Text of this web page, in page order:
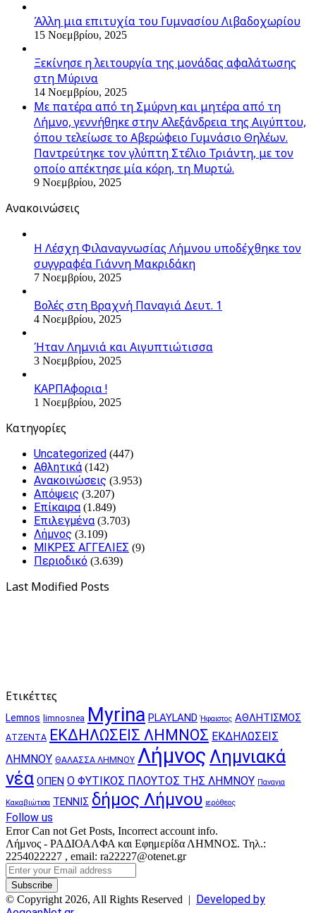
Άλλη μια επιτυχία του Γυμνασίου Λιβαδοχωρίου
15 Νοεμβρίου, 2025
Ξεκίνησε η λειτουργία της μονάδας αφαλάτωσης
στη Μύρινα
14 Νοεμβρίου, 2025
Με πατέρα από τη Σμύρνη και μητέρα από τη
Λήμνο, γεννήθηκε στην Αλεξάνδρεια της Αιγύπτου,
όπου τελείωσε το Αβερώφειο Γυμνάσιο Θηλέων.
Παντρεύτηκε τον γλύπτη Στέλιο Τριάντη, με τον
οποίο απέκτησε μία κόρη, τη Μυρτώ.
9 Νοεμβρίου, 2025
Ανακοινώσεις
Η Λέσχη Φιλαναγνωσίας Λήμνου υποδέχθηκε τον
συγγραφέα Γιάννη Μακριδάκη
7 Νοεμβρίου, 2025
Βολές στη Βραχνή Παναγιά Δευτ. 1
4 Νοεμβρίου, 2025
Ήταν Λημνιά και Αιγυπτιώτισσα
3 Νοεμβρίου, 2025
ΚΑΡΠΑφορια !
1 Νοεμβρίου, 2025
Kατηγορίες
Uncategorized (447)
Αθλητικά (142)
Ανακοινώσεις (3.953)
Απόψεις (3.207)
Επίκαιρα (1.849)
Επιλεγμένα (3.703)
Λήμνος (3.109)
ΜΙΚΡΕΣ ΑΓΓΕΛΙΕΣ (9)
Περιοδικό (3.639)
Last Modified Posts
Ετικέττες
Lemnos limnosnea Myrina PLAYLAND Ήφαιστος ΑΘΛΗΤΙΣΜΟΣ
ΑΤΖΕΝΤΑ ΕΚΔΗΛΩΣΕΙΣ ΛΗΜΝΟΣ ΕΚΔΗΛΩΣΕΙΣ
ΛΗΜΝΟΥ ΘΑΛΑΣΣΑ ΛΗΜΝΟΥ Λήμνος Λημνιακά
νέα ΟΠΕΝ Ο ΦΥΤΙΚΟΣ ΠΛΟΥΤΟΣ ΤΗΣ ΛΗΜΝΟΥ Παναγια
Κακαβιώτισα ΤΕΝΝΙΣ δήμος Λήμνου ιερόθεος
Follow us
Error Can not Get Posts, Incorrect account info.
Λήμνος - ΡΑΔΙΟΑΛΦΑ και Εφημερίδα ΛΗΜΝΟΣ. Τηλ.:
2254022227 , email: ra22227@otenet.gr
Enter
your
Email
address
© Copyright 2026, All Rights Reserved | Developed by